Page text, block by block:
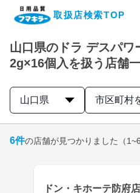
取扱店検索TOP
企業・IR情報サイト
製品情報サイト
山口県のドラ デスパワ
2g×16個入を扱う店舗
山口県 市区町村
6件の店舗が見つかりました （
ドン・キホーテ防府店